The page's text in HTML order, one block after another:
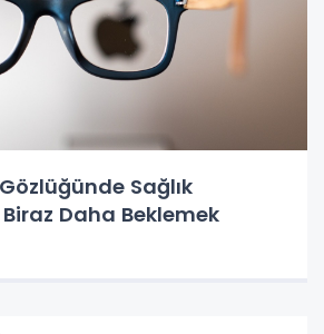
Gözlüğünde Sağlık
Daha Beklemek